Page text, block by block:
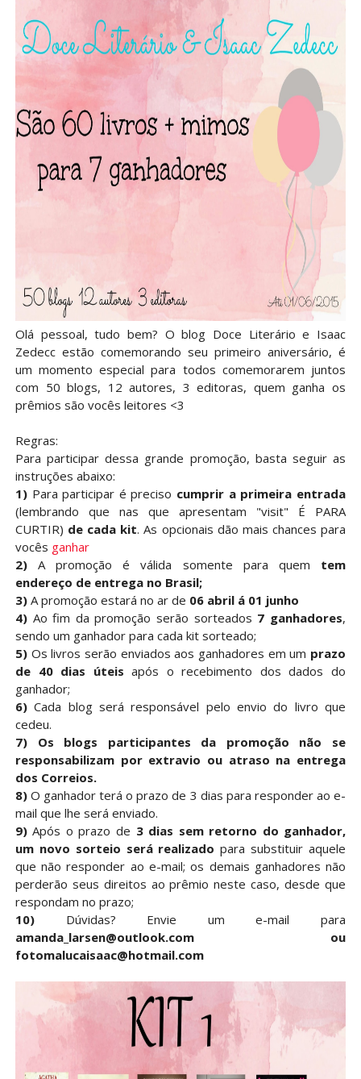
Olá pessoal, tudo bem? O blog Doce Literário e Isaac
Zedecc estão comemorando seu primeiro aniversário, é
um momento especial para todos comemorarem juntos
com 50 blogs, 12 autores, 3 editoras, quem ganha os
prêmios são vocês leitores <3
Regras:
Para participar dessa grande promoção, basta seguir as
instruções abaixo:
1)Para participar é preciso cumprir a primeira entrada
(lembrando que nas que apresentam "visit" É PARA
CURTIR) de cada kit. As opcionais dão mais chances para
vocês ganhar
2)A promoção é válida somente para quem tem
endereço de entrega no Brasil;
3)A promoção estará no ar de 06 abril á 01 junho
4)Ao fim da promoção serão sorteados 7 ganhadores,
sendo um ganhador para cada kit sorteado;
5)Os livros serão enviados aos ganhadores em um prazo
de 40 dias úteisapós o recebimento dos dados do
ganhador;
6)Cada blog será responsável pelo envio do livro que
cedeu.
7)
Os blogs participantes da promoção não se
responsabilizam por extravio ou atraso na entrega
dos Correios.
8)O ganhador terá o prazo de 3 dias para responder ao e-
mail que lhe será enviado.
9)Após o prazo de 3 dias sem retorno do ganhador,
um novo sorteio será realizado para substituir aquele
que não responder ao e-mail; os demais ganhadores não
perderão seus direitos ao prêmio neste caso, desde que
respondam no prazo;
10)Dúvidas? Envie um e-mail para
amanda_larsen@outlook.com ou
fotomalucaisaac@hotmail.com